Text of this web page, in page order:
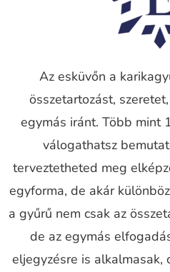
Az esküvőn a
összetartozást,
egymás iránt. Több mint
válogathatsz
terveztetheted meg
egyforma, de akár
a gyűrű nem csak az
de az egymás
eljegyzésre is alkalmasak,